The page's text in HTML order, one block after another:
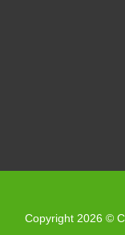
Copyright 2026 ©